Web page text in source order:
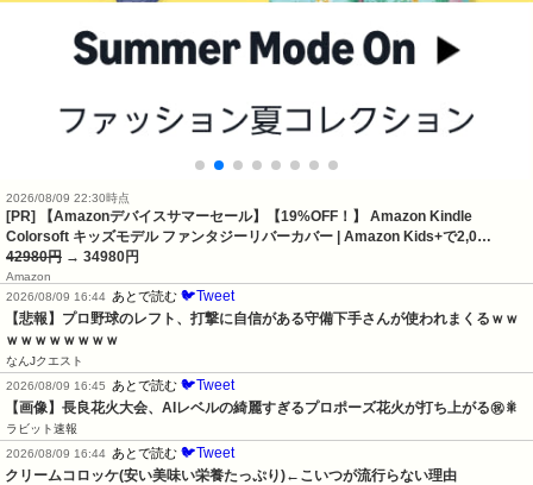
2026/08/09 22:30時点
[PR] 【Amazonデバイスサマーセール】【19%OFF！】 Amazon Kindle
Colorsoft キッズモデル ファンタジーリバーカバー | Amazon Kids+で2,0…
42980円 → 34980円
Amazon
2026/08/09 16:44 あとで読む 🐦Tweet
【悲報】プロ野球のレフト、打撃に自信がある守備下手さんが使われまくるｗｗ
ｗｗｗｗｗｗｗｗ
なんJクエスト
2026/08/09 16:45
あとで読む 🐦Tweet
【画像】長良花火大会、AIレベルの綺麗すぎるプロポーズ花火が打ち上がる㊗🎇
ラビット速報
2026/08/09 16:44 あとで読む 🐦Tweet
クリームコロッケ(安い美味い栄養たっぷり)←こいつが流行らない理由